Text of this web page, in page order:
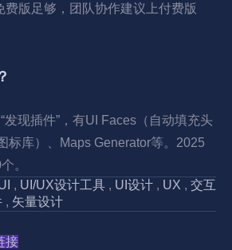
费版足够，团队协作建议上付费版
现插件”，有UI Faces（自动填充头
标库）、Maps Generator等。2025
。
, UI/UX设计工具 , UI设计 , UX , 交互
, 矢量设计
接